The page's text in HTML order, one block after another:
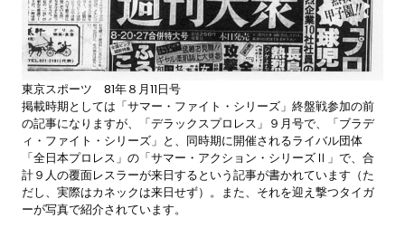
東京スポーツ 81年８月11日号
掲載時期としては「サマー・ファイト・シリーズ」終盤戦参加の前
の記事になりますが、「デラックスプロレス」９月号で、「ブラデ
ィ・ファイト・シリーズ」と、同時期に開催されるライバル団体
「全日本プロレス」の「サマー・アクション・シリーズⅡ」で、合
計９人の覆面レスラーが来日するという記事が書かれています（た
だし、実際はカネックは来日せず）。また、それを迎え撃つタイガ
ーが写真で紹介されています。